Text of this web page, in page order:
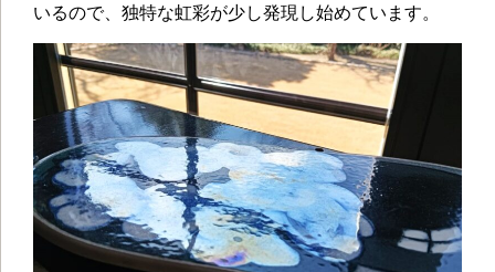
いるので、独特な虹彩が少し発現し始めています。